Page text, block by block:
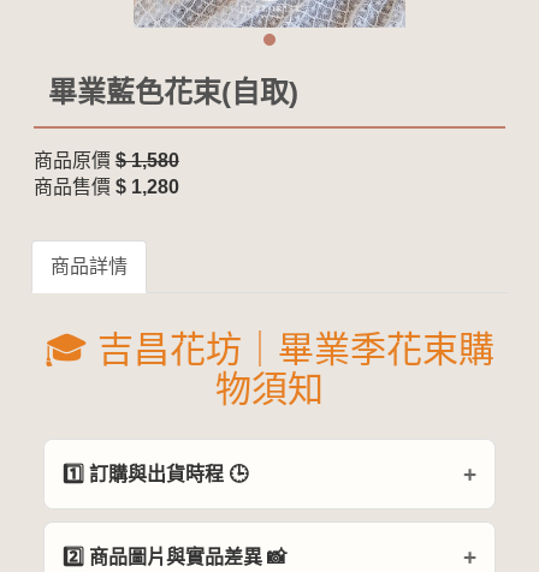
畢業藍色花束(自取)
商品原價 $ 1,580
商品售價 $ 1,280
商品詳情
🎓 吉昌花坊｜畢業季花束購
物須知
1️⃣ 訂購與出貨時程 🕒
2️⃣ 商品圖片與實品差異 📸